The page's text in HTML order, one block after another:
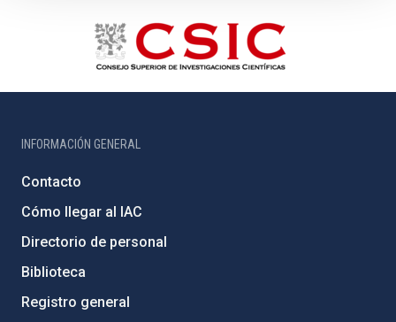
INFORMACIÓN GENERAL
Contacto
Cómo llegar al IAC
Directorio de personal
Biblioteca
Registro general